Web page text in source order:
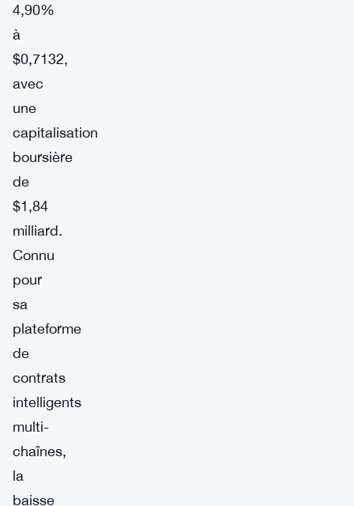
4,90%
à
$0,7132,
avec
une
capitalisation
boursière
de
$1,84
milliard.
Connu
pour
sa
plateforme
de
contrats
intelligents
multi-
chaînes,
la
baisse